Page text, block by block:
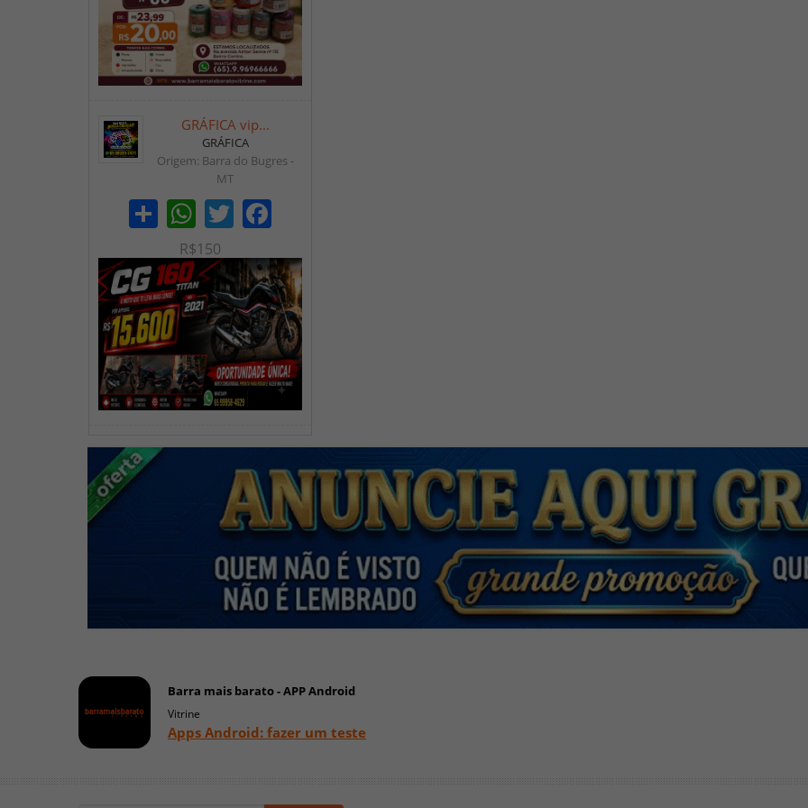
GRÁFICA vip...
GRÁFICA
Origem: Barra do Bugres -
MT
Share WhatsAppTwitter Facebook
R$150
Barra mais barato - APP Android
Vitrine
Apps Android: fazer um teste